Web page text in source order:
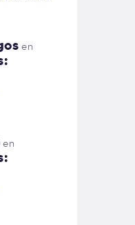
en
en